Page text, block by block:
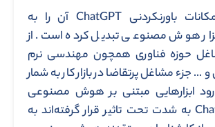
قابلیت‌ها و امکانات باورنکردنی ChatGPT آن را به
هوش مصنوعی تبدیل کرده است. از
حوزه فناوری همچون مهندسی نرم
… جزء مشاغل پرتقاضا در بازار کار به شمار
ابزارهایی مبتنی بر هوش مصنوعی
همچون ChatGPT به شدت تحت تاثیر قرار گرفته‌اند به